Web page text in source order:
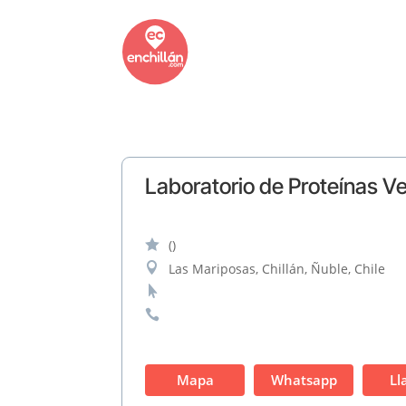
Laboratorio de Proteínas
 ()
 Las Mariposas, Chillán, Ñuble, Chile


Mapa Whatsapp